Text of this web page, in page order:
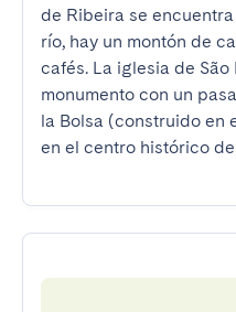
de Ribeira se
río, hay un montón de
cafés. La iglesia de
monumento con un
la Bolsa (construido en
en el centro histórico